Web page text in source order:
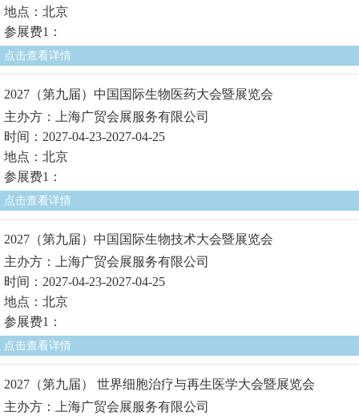
地点：北京
参展费1：
点击查看详情
2027（第九届）中国国际生物医药大会暨展览会
主办方：上海广贸会展服务有限公司
时间：2027-04-23-2027-04-25
地点：北京
参展费1：
点击查看详情
2027（第九届）中国国际生物技术大会暨展览会
主办方：上海广贸会展服务有限公司
时间：2027-04-23-2027-04-25
地点：北京
参展费1：
点击查看详情
2027（第九届） 世界细胞治疗与再生医学大会暨展览会
主办方：上海广贸会展服务有限公司